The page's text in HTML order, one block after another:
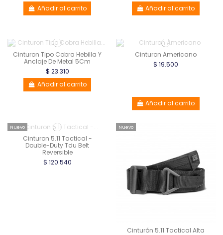
Añadir al carrito
Añadir al carrito
Cinturon Tipo Cobra Hebilla Y
Anclaje De Metal 5Cm
$ 23.310
Añadir al carrito
Cinturon Americano
$ 19.500
Añadir al carrito
Nuevo
Cinturon 5.11 Tactical -
Double-Duty Tdu Belt
Reversible
$ 120.540
Nuevo
Cinturón 5.11 Tactical Alta